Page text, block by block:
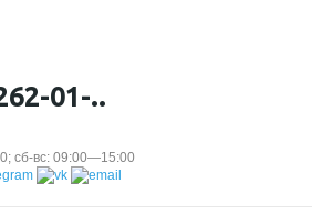
01-..
сб-вс: 09:00—15:00